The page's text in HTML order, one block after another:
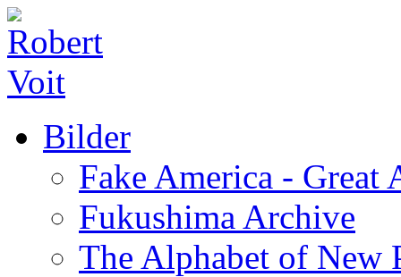
Bilder
Fake America - Great
Fukushima Archive
The Alphabet of New